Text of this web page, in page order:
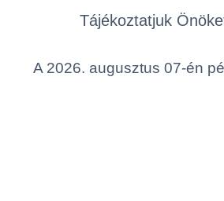
Tájékoztatjuk
A 2026. augusztus 07-én